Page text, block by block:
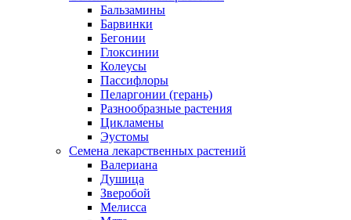
Бальзамины
Барвинки
Бегонии
Глоксинии
Колеусы
Пассифлоры
Пеларгонии (герань)
Разнообразные растения
Цикламены
Эустомы
Семена лекарственных растений
Валериана
Душица
Зверобой
Мелисса